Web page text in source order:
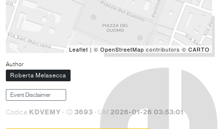
Leaflet | © OpenStreetMap contributors © CARTO
Author
Roberta Melasecca
Event Disclaimer
Codice KDVEMY - ID 3693 - UM 2026-01-26 03:53:01